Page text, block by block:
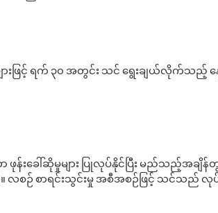
းဖြင့် ရက် ၃၀ အတွင်း သင် ရွေးချယ်လိုက်သည့်
ဖုန်းခေါ်ဆိုမှုများ ပြုလုပ်နိုင်ပြီး မည်သည့်အ
ဉ် စာရင်းသွင်းမှု အစီအစဉ်ဖြင့် သင်သည် လုပ်